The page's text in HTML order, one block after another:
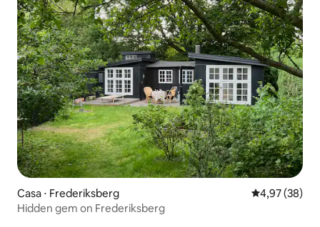
Casa ⋅ Frederiksberg 4,97 de uma
4,97 (38)
Hidden gem on Frederiksberg